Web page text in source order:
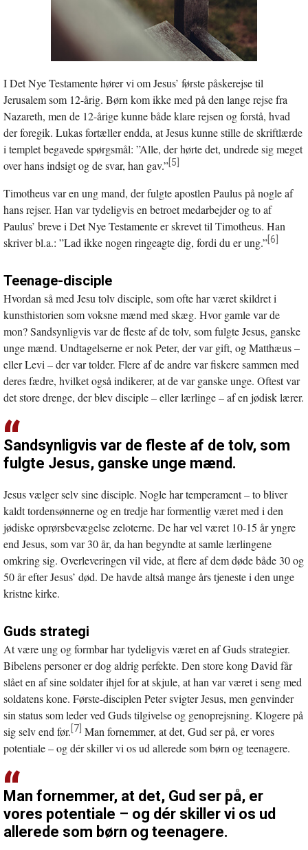
I Det Nye Testamente hører vi om Jesus’ første påskerejse til
Jerusalem som 12-årig. Børn kom ikke med på den lange rejse fra
Nazareth, men de 12-årige kunne både klare rejsen og forstå, hvad
der foregik. Lukas fortæller endda, at Jesus kunne stille de skriftlærde
i templet begavede spørgsmål: ”Alle, der hørte det, undrede sig meget
over hans indsigt og de svar, han gav.”[5]
Timotheus var en ung mand, der fulgte apostlen Paulus på nogle af
hans rejser. Han var tydeligvis en betroet medarbejder og to af
Paulus’ breve i Det Nye Testamente er skrevet til Timotheus. Han
skriver bl.a.: ”Lad ikke nogen ringeagte dig, fordi du er ung.”[6]
Teenage-disciple
Hvordan så med Jesu tolv disciple, som ofte har været skildret i
kunsthistorien som voksne mænd med skæg. Hvor gamle var de
mon? Sandsynligvis var de fleste af de tolv, som fulgte Jesus, ganske
unge mænd. Undtagelserne er nok Peter, der var gift, og Matthæus –
eller Levi – der var tolder. Flere af de andre var fiskere sammen med
deres fædre, hvilket også indikerer, at de var ganske unge. Oftest var
det store drenge, der blev disciple – eller lærlinge – af en jødisk lærer.
Sandsynligvis var de fleste af de tolv, som
fulgte Jesus, ganske unge mænd.
Jesus vælger selv sine disciple. Nogle har temperament – to bliver
kaldt tordensønnerne og en tredje har formentlig været med i den
jødiske oprørsbevægelse zeloterne. De har vel været 10-15 år yngre
end Jesus, som var 30 år, da han begyndte at samle lærlingene
omkring sig. Overleveringen vil vide, at flere af dem døde både 30 og
50 år efter Jesus’ død. De havde altså mange års tjeneste i den unge
kristne kirke.
Guds strategi
At være ung og formbar har tydeligvis været en af Guds strategier.
Bibelens personer er dog aldrig perfekte. Den store kong David får
slået en af sine soldater ihjel for at skjule, at han var været i seng med
soldatens kone. Første-disciplen Peter svigter Jesus, men genvinder
sin status som leder ved Guds tilgivelse og genoprejsning. Klogere på
sig selv end før.[7] Man fornemmer, at det, Gud ser på, er vores
potentiale – og dér skiller vi os ud allerede som børn og teenagere.
Man fornemmer, at det, Gud ser på, er
vores potentiale – og dér skiller vi os ud
allerede som børn og teenagere.